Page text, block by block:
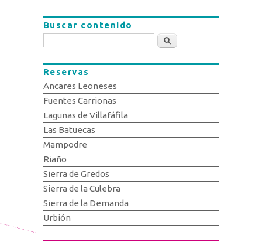
Buscar contenido
Buscar
Reservas
Ancares Leoneses
Fuentes Carrionas
Lagunas de Villafáfila
Las Batuecas
Mampodre
Riaño
Sierra de Gredos
Sierra de la Culebra
Sierra de la Demanda
Urbión